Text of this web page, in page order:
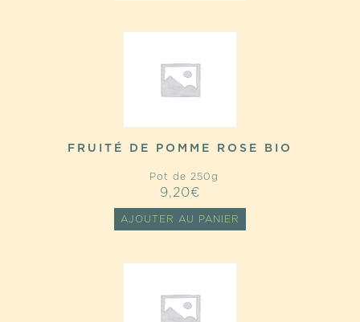
FRUITÉ DE POMME ROSE BIO
Pot de 250g
9,20€
AJOUTER AU PANIER